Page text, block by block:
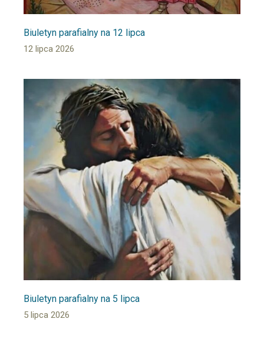
Biuletyn parafialny na 12 lipca
12 lipca 2026
Biuletyn parafialny na 5 lipca
5 lipca 2026